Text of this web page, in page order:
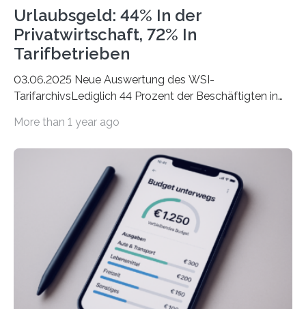
Urlaubsgeld: 44% In der
Privatwirtschaft, 72% In
Tarifbetrieben
03.06.2025 Neue Auswertung des WSI-
TarifarchivsLediglich 44 Prozent der Beschäftigten in
tarifgebundenen Betrieben ist der Anteil mit 72 Prozent
Unterkünfte fast überall deutlich teurer geworden. Für
viele Beschäftigte ist deshalb das zumeist im Juni oder
Juli ausgezahlte Urlaubsgeld ein wichtiger Faktor, um
sich den wohlverdienten Jahresurlaub leisten zu
können. Allerdings erhält mit 44 Prozent noch nicht
einmal die Hälfte aller Beschäftigten in der
Privatwirtschaft Urlaubsgeld. Zu diesem…
More than 1 year ago